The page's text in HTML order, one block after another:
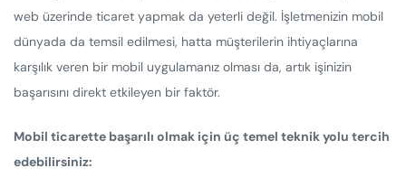
web üzerinde ticaret yapmak da yeterli değil. İşletmenizin mobil
dünyada da temsil edilmesi, hatta müşterilerin ihtiyaçlarına
karşılık veren bir mobil uygulamanız olması da, artık işinizin
başarısını direkt etkileyen bir faktör.
Mobil ticarette başarılı olmak için üç temel teknik yolu tercih
edebilirsiniz: